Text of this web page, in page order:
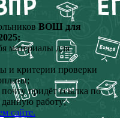
ВОШ для
материалы для
и критерии проверки
придёт ссылка по
данную работу;
сайте.